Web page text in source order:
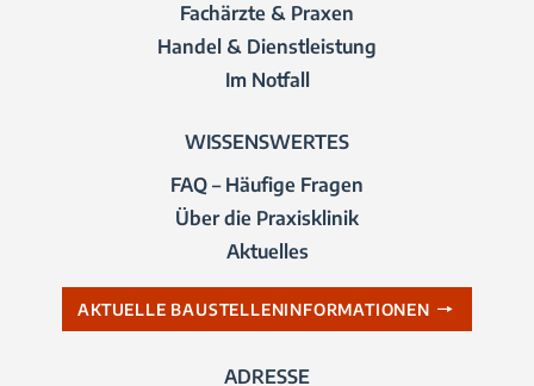
Fachärzte & Praxen
Handel & Dienstleistung
Im Notfall
WISSENSWERTES
FAQ – Häufige Fragen
Über die Praxisklinik
Aktuelles
AKTUELLE BAUSTELLENINFORMATIONEN
ADRESSE